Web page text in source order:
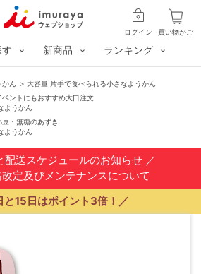
買い物かご
ログイン
新商品 ランキング
かん > 大容量 片手で食べられる小さなようかん
ベントにもおすすめ大口注文
ようかん
豆・無糖のあずき
ようかん
配送スケジュールのお知らせ／
定及びメンテナンスについて
と15日はポイント3倍！／